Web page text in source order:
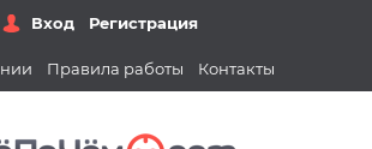
Вход Регистрация
Правила работы Контакты